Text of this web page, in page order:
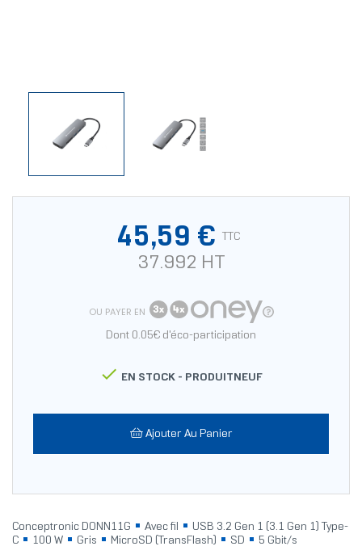
45,59 € TTC
37.992 HT
OU PAYER EN
Dont 0.05€ d'éco-participation
 EN STOCK - PRODUITNEUF
Ajouter Au Panier
Conceptronic DONN11G Avec fil
USB 3.2 Gen 1 (3.1 Gen 1) Type-
C
100 W Gris MicroSD (TransFlash) SD 5 Gbit/s